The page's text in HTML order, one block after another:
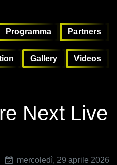
Programma Partners
Gallery Videos
Next Live
mercoledì, 29 aprile 2026